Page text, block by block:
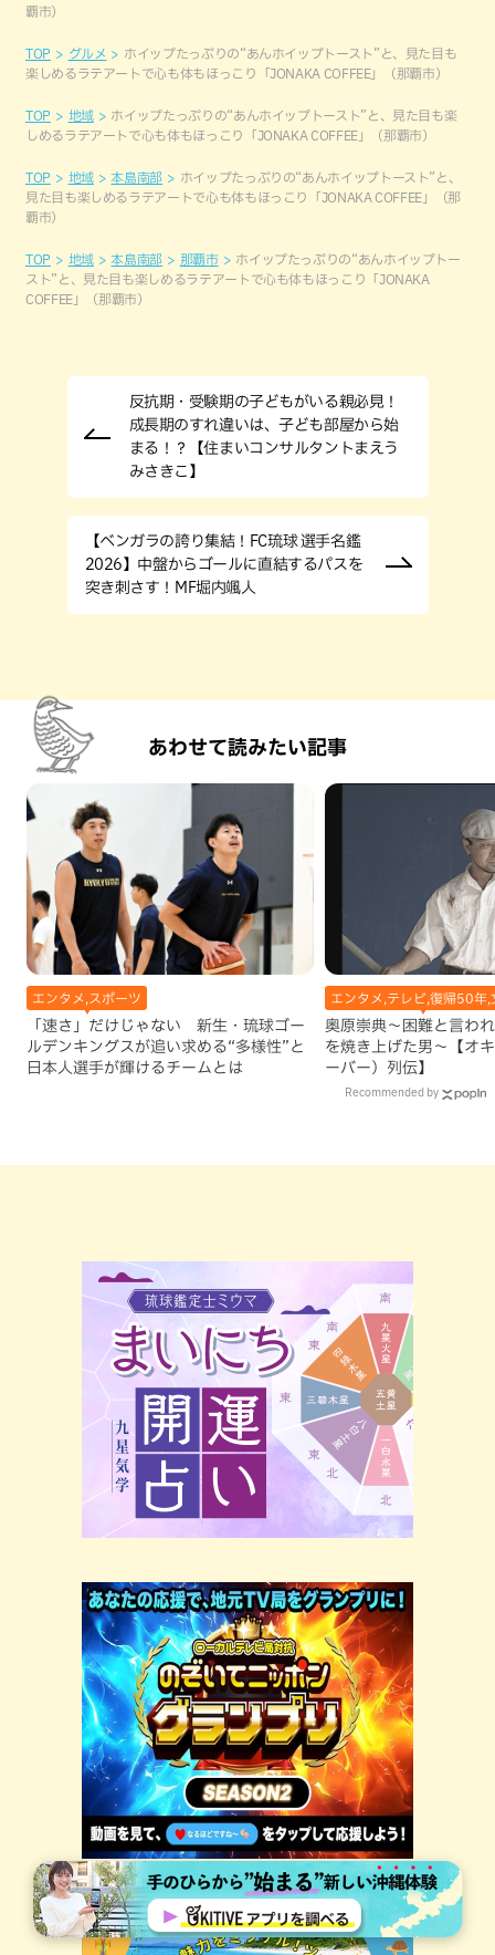
覇市）
TOP グルメ
ホイップたっぷりの“あんホイップトースト”と、見た目も
楽しめるラテアートで心も体もほっこり「JONAKA COFFEE」（那覇市）
TOP 地域
ホイップたっぷりの“あんホイップトースト”と、見た目も楽
しめるラテアートで心も体もほっこり「JONAKA COFFEE」（那覇市）
TOP 地域 本島南部
ホイップたっぷりの“あんホイップトースト”と、
見た目も楽しめるラテアートで心も体もほっこり「JONAKA COFFEE」（那
覇市）
TOP 地域 本島南部 那覇市
ホイップたっぷりの“あんホイップトー
スト”と、見た目も楽しめるラテアートで心も体もほっこり「JONAKA
COFFEE」（那覇市）
反抗期・受験期の子どもがいる親必見！
成長期のすれ違いは、子ども部屋から始
まる！？【住まいコンサルタントまえう
みさきこ】
【ベンガラの誇り集結！FC琉球 選手名鑑
2026】中盤からゴールに直結するパスを
突き刺さす！MF堀内颯人
あわせて読みたい記事
エンタメ,スポーツ
「速さ」だけじゃない 新生・琉球ゴー
ルデンキングスが追い求める“多様性”と
日本人選手が輝けるチームとは
エンタメ,テレビ,復帰50年,
奥原崇典～困難と言わ
を焼き上げた男～【オ
ーバー）列伝】
Recommended by